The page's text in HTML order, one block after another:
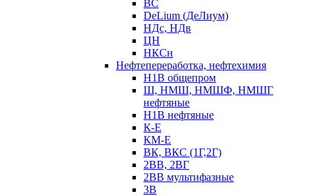
ВС
DeLium (ДеЛиум)
НДс, НДв
ЦН
НКСн
Нефтепереработка, нефтехимия
Н1В общепром
Ш, НМШ, НМШФ, НМШГ
нефтяные
Н1В нефтяные
К-Е
КМ-Е
ВК, ВКС (1Г,2Г)
2ВВ, 2ВГ
2ВВ мультифазные
3В